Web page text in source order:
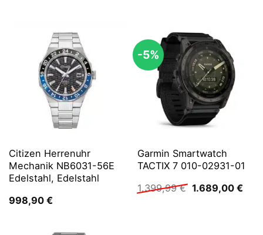
Citizen Herrenuhr
Mechanik NB6031-56E
Edelstahl, Edelstahl
998,90 €
-5%
Garmin Smartwatch
TACTIX 7 010-02931-01
1.399,99€ Ursprünglicher
1.689,00 €